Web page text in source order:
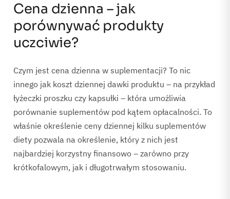
Cena dzienna – jak
porównywać produkty
uczciwie?
Czym jest cena dzienna w suplementacji? To nic
innego jak koszt dziennej dawki produktu – na przykład
łyżeczki proszku czy kapsułki – która umożliwia
porównanie suplementów pod kątem opłacalności. To
właśnie określenie ceny dziennej kilku suplementów
diety pozwala na określenie, który z nich jest
najbardziej korzystny finansowo – zarówno przy
krótkofalowym, jak i długotrwałym stosowaniu.